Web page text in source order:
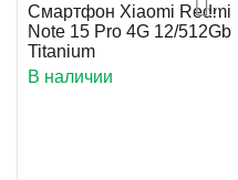
Смартфон Xiaomi Redmi
Note 15 Pro 4G 12/512Gb
Titanium
В наличии